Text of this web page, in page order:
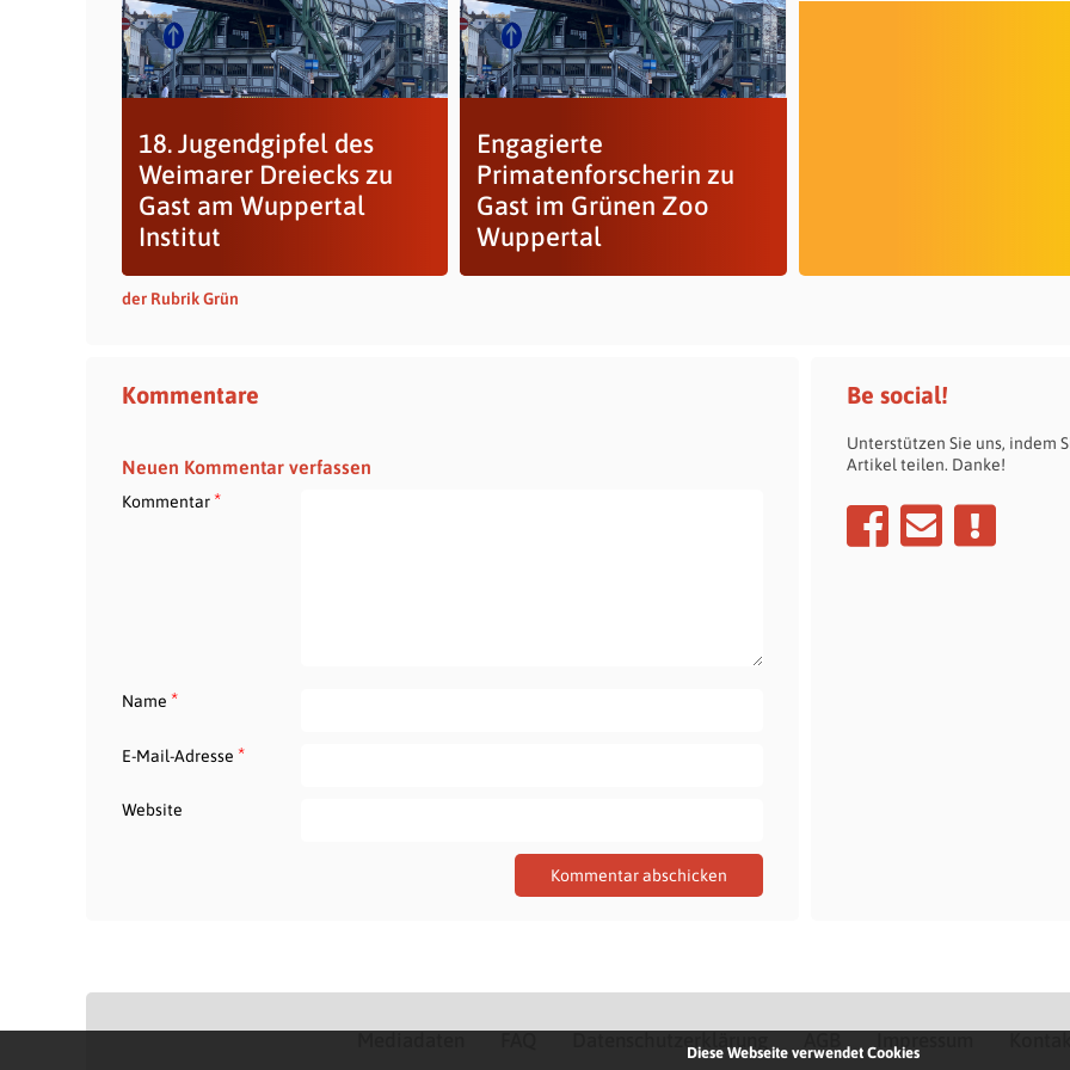
18. Jugendgipfel des
Weimarer Dreiecks zu
Gast am Wuppertal
Institut
Engagierte
Primatenforscherin zu
Gast im Grünen Zoo
Wuppertal
der Rubrik Grün
Kommentare
Neuen Kommentar verfassen
Kommentar*
Name *
E-Mail-Adresse *
Website
Be social!
Unterstützen Sie uns, indem
Artikel teilen. Danke!
Datenschutzerklärung Impressum
Diese Webseite verwendet Cookies